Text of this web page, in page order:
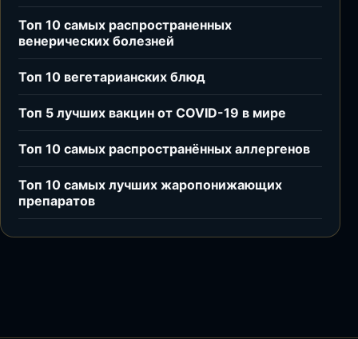
Топ 10 самых распространенных
венерических болезней
Топ 10 вегетарианских блюд
Топ 5 лучших вакцин от COVID-19 в мире
Топ 10 самых распространённых аллергенов
Топ 10 самых лучших жаропонижающих
препаратов